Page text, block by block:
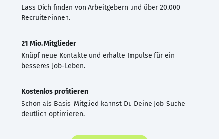
Lass Dich finden von Arbeitgebern und über 20.000
Recruiter·innen.
21 Mio. Mitglieder
Knüpf neue Kontakte und erhalte Impulse für ein
besseres Job-Leben.
Kostenlos profitieren
Schon als Basis-Mitglied kannst Du Deine Job-Suche
deutlich optimieren.